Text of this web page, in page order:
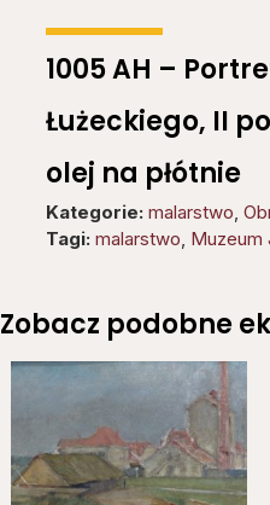
1005 AH –
Łużeckiego, II
olej na płótnie
Kategorie: malarstwo
Tagi: malarstwo Muzeum
Zobacz podobne